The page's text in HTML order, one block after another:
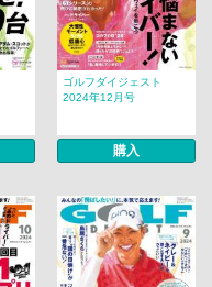
ゴルフダイジェスト
2024年12月号
購入